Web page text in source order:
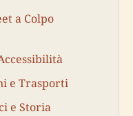
a Colpo
e Trasporti
e Storia